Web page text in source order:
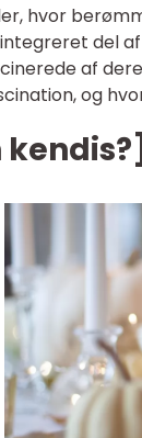
hvor
del
af
og
kendis?]